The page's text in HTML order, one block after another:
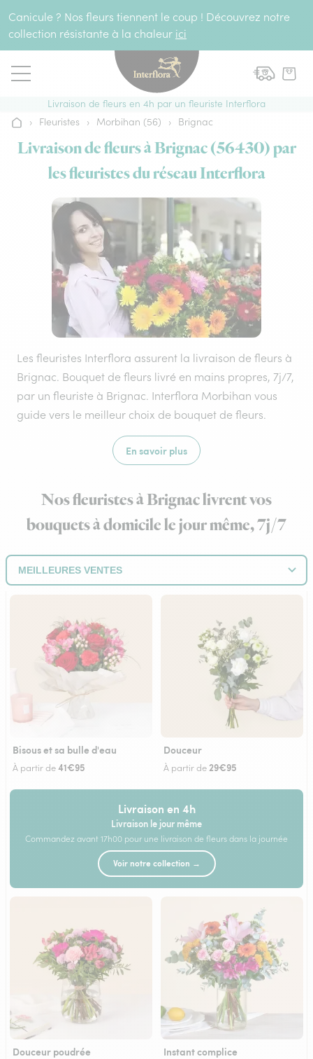
Canicule ? Nos fleurs tiennent le coup ! Découvrez notre
collection résistante à la chaleur ici
Livraison de fleurs en 4h par un fleuriste Interflora
Accueil
› Fleuristes › Morbihan (56) › Brignac
Livraison de fleurs à Brignac (56430) par
les fleuristes du réseau Interflora
Les fleuristes Interflora assurent la livraison de fleurs à
Brignac. Bouquet de fleurs livré en mains propres, 7j/7,
par un fleuriste à Brignac. Interflora Morbihan vous
guide vers le meilleur choix de bouquet de fleurs.
En savoir plus
Nos fleuristes à Brignac livrent vos
bouquets à domicile le jour même, 7j/7
Bisous et sa bulle d'eau
À partir de41€95
Douceur
À partir de 29€95
Livraison en 4h
Livraison le jour même
Commandez avant 17h00 pour une livraison de fleurs dans la journée
Voir notre collection →
Douceur poudrée Instant complice